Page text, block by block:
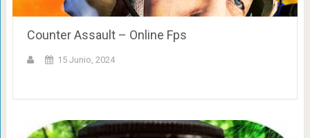
Counter Assault – Online Fps
15 Junio, 2024